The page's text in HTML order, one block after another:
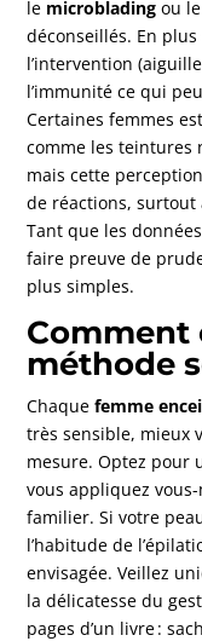
le microblading ou le
déconseillés. En
l’intervention
l’immunité ce qui
Certaines femmes
comme les teintures
mais cette
de réactions, surtout
Tant que les
faire preuve de
plus simples.
Comment
méthode
Chaquefemme
très sensible, mieux
mesure. Optez pour
vous appliquez
familier. Si votre
l’habitude de
envisagée. Veillez
la délicatesse du
pages d’un livre :